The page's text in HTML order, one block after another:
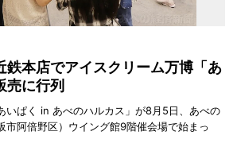
鉄本店でアイスクリーム万博「あ
に行列
いぱく in あべのハルカス」が8月5日、あべの
市阿倍野区）ウイング館9階催会場で始まっ